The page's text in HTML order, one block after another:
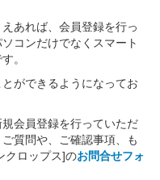
あれば、会員登録を行っ
コンだけでなくスマート
。
ができるようになってお
会員登録を行っていただ
質問や、ご確認事項、も
クロップス]のお問合せフォ